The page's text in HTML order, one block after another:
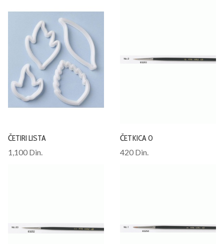
ČETIRI LISTA
1,100 Din.
ČETKICA 0
420 Din.